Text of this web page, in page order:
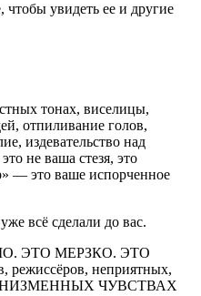
чтобы увидеть ее и другие
тонах, виселицы,
отпиливание голов,
издевательство над
не ваша стезя, это
— это ваше испорченное
всё сделали до вас.
ЭТО МЕРЗКО. ЭТО
режиссёров, неприятных,
НИЗМЕННЫХ ЧУВСТВАХ